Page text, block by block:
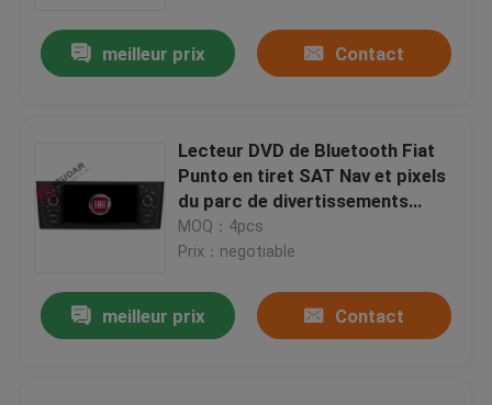
meilleur prix Contact
Lecteur DVD de Bluetooth Fiat
Punto en tiret SAT Nav et pixels
du parc de divertissements
800*480
MOQ：4pcs
Prix：negotiable
meilleur prix Contact